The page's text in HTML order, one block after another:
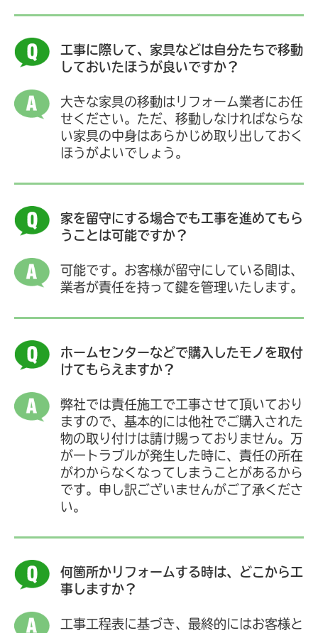
工事に際して、家具などは自分たちで移動
しておいたほうが良いですか？
大きな家具の移動はリフォーム業者にお任
せください。ただ、移動しなければならな
い家具の中身はあらかじめ取り出しておく
ほうがよいでしょう。
家を留守にする場合でも工事を進めてもら
うことは可能ですか？
可能です。お客様が留守にしている間は、
業者が責任を持って鍵を管理いたします。
ホームセンターなどで購入したモノを取付
けてもらえますか？
弊社では責任施工で工事させて頂いており
ますので、基本的には他社でご購入された
物の取り付けは請け賜っておりません。万
が一トラブルが発生した時に、責任の所在
がわからなくなってしまうことがあるから
です。申し訳ございませんがご了承くださ
い。
何箇所かリフォームする時は、どこから工
事しますか？
工事工程表に基づき、最終的にはお客様と